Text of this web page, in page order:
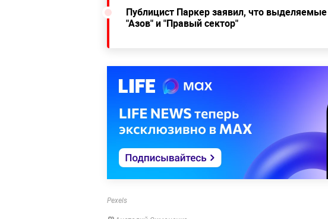
Публицист Паркер заявил, что
"Азов" и "Правый сектор"
Pexels